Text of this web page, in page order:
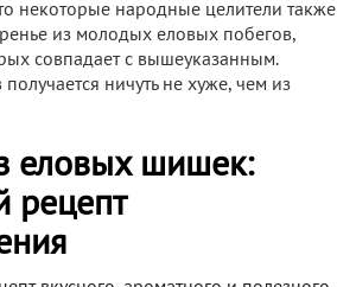
некоторые народные целители также
из молодых еловых побегов,
совпадает с вышеуказанным.
ничуть не хуже, чем из
еловых шишек:
рецепт